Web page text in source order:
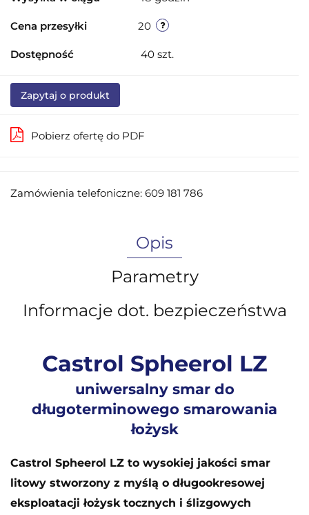
Cena przesyłki 20
Dostępność 40 szt.
Zapytaj o produkt
Pobierz ofertę do PDF
Zamówienia telefoniczne: 609 181 786
Opis
Parametry
Informacje dot. bezpieczeństwa
Castrol Spheerol LZ
uniwersalny smar do
długoterminowego smarowania
łożysk
Castrol Spheerol LZ to wysokiej jakości smar
litowy stworzony z myślą o długookresowej
eksploatacji łożysk tocznych i ślizgowych